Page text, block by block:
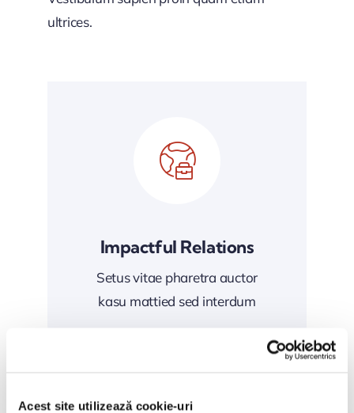
Acest site utilizează cookie-uri
ultrices.
Impactful Relations
Setus vitae pharetra auctor
kasu mattied sed interdum